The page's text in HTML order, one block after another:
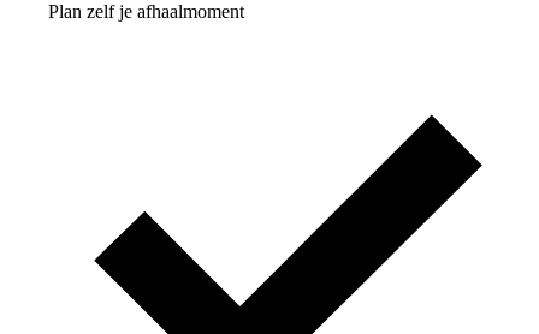
Plan zelf je afhaalmoment